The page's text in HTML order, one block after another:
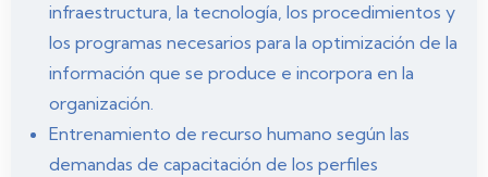
infraestructura, la tecnología, los procedimientos y
los programas necesarios para la optimización de la
información que se produce e incorpora en la
organización.
Entrenamiento de recurso humano según las
demandas de capacitación de los perfiles